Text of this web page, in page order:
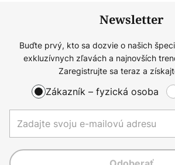
Newsletter
Buďte prvý, kto sa dozvie o našich
exkluzívnych zľavách a najnovších
Zaregistrujte sa teraz a
Zákazník – fyzická osoba